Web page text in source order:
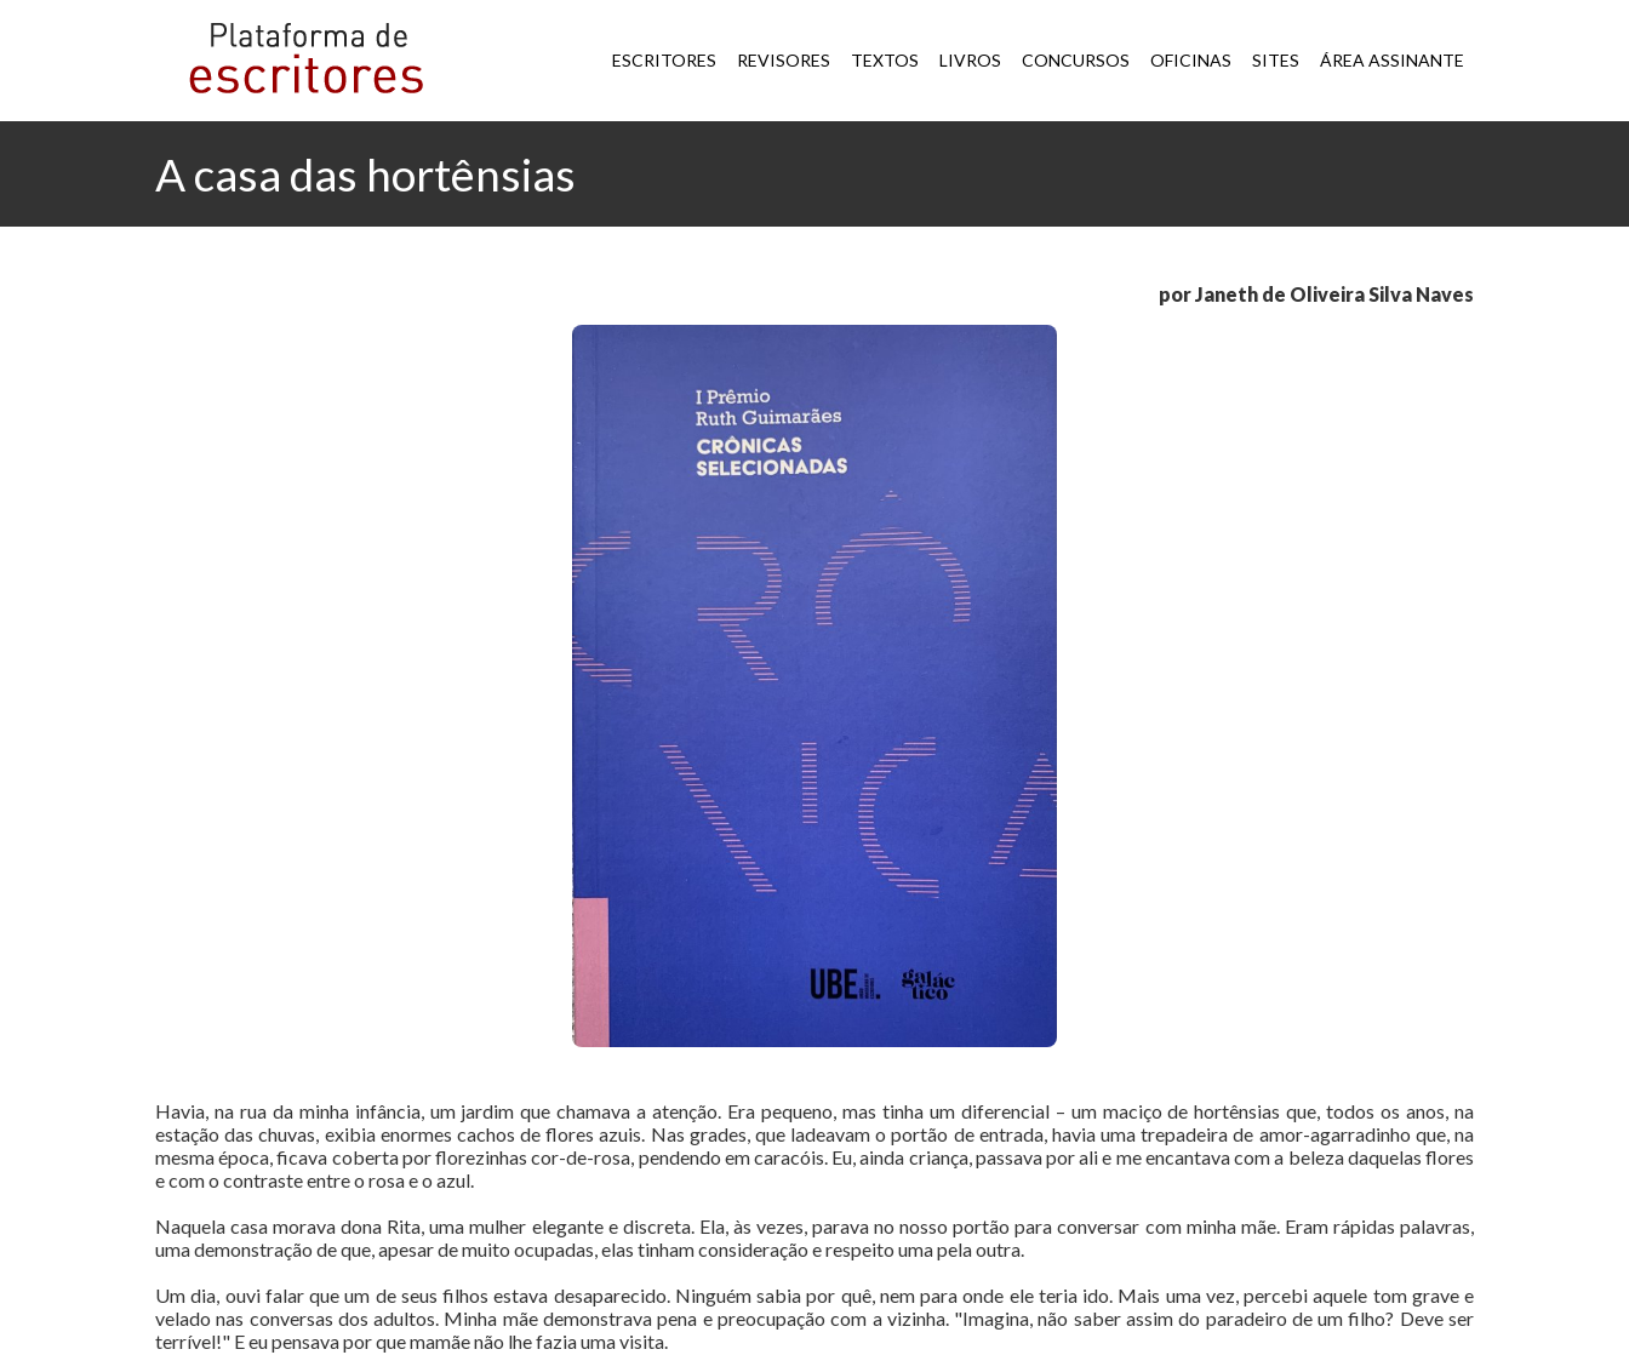
ESCRITORES REVISORES TEXTOS LIVROS CONCURSOS OFICINAS SITES ÁREA ASSINANTE
A casa das hortênsias
por Janeth de Oliveira Silva Naves
Havia, na rua da minha infância, um jardim que chamava a atenção. Era pequeno, mas tinha um diferencial – um maciço de hortênsias que, todos os anos, na
estação das chuvas, exibia enormes cachos de flores azuis. Nas grades, que ladeavam o portão de entrada, havia uma trepadeira de amor-agarradinho que, na
mesma época, ficava coberta por florezinhas cor-de-rosa, pendendo em caracóis. Eu, ainda criança, passava por ali e me encantava com a beleza daquelas flores
e com o contraste entre o rosa e o azul.
Naquela casa morava dona Rita, uma mulher elegante e discreta. Ela, às vezes, parava no nosso portão para conversar com minha mãe. Eram rápidas palavras,
uma demonstração de que, apesar de muito ocupadas, elas tinham consideração e respeito uma pela outra.
Um dia, ouvi falar que um de seus filhos estava desaparecido. Ninguém sabia por quê, nem para onde ele teria ido. Mais uma vez, percebi aquele tom grave e
velado nas conversas dos adultos. Minha mãe demonstrava pena e preocupação com a vizinha. "Imagina, não saber assim do paradeiro de um filho? Deve ser
terrível!" E eu pensava por que mamãe não lhe fazia uma visita.